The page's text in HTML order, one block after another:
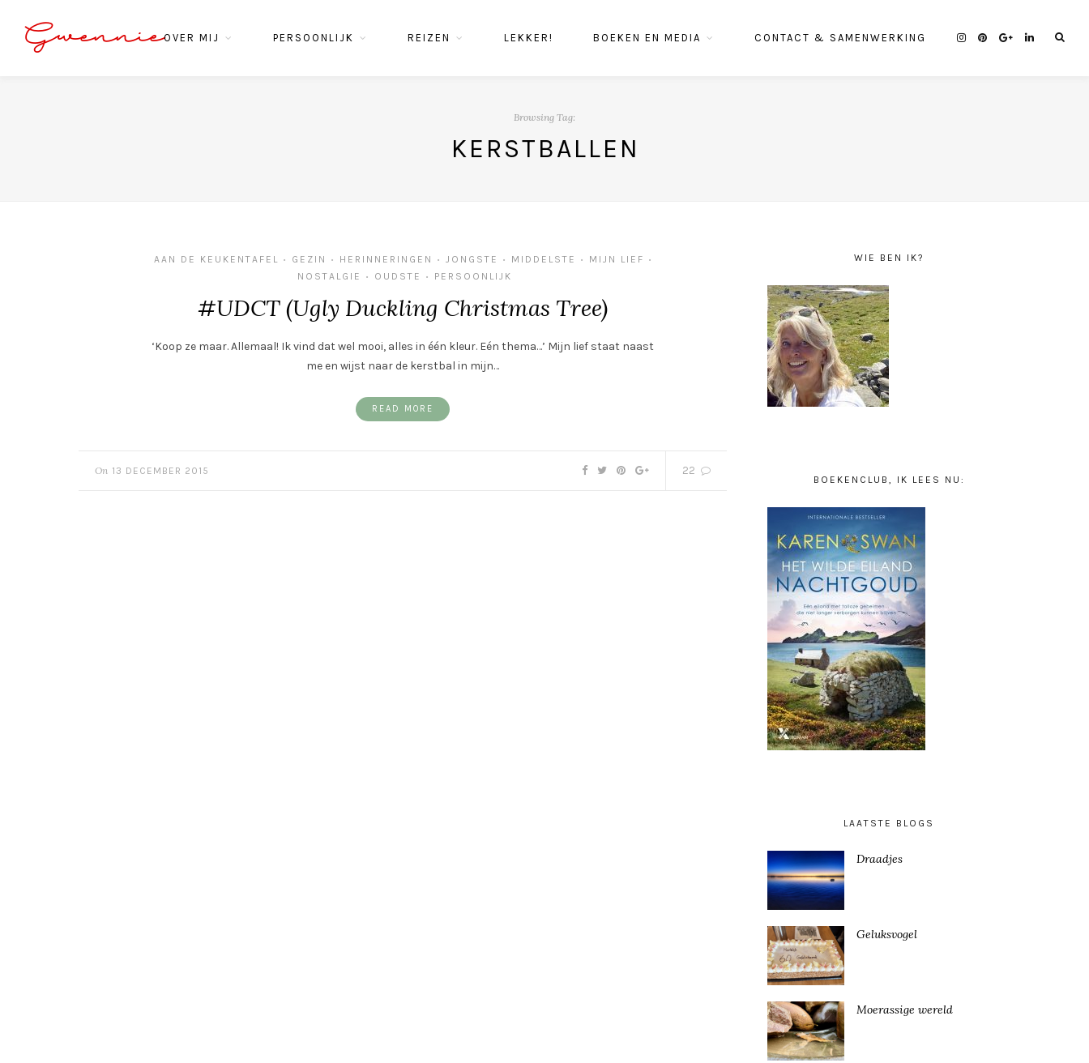
GwennieOVER MIJ PERSOONLIJK REIZEN LEKKER! BOEKEN EN MEDIA CONTACT & SAMENWERKING
Browsing Tag:
KERSTBALLEN
AAN DE KEUKENTAFEL • GEZIN • HERINNERINGEN • JONGSTE • MIDDELSTE • MIJN LIEF •
NOSTALGIE • OUDSTE • PERSOONLIJK
#UDCT (Ugly Duckling Christmas Tree)
‘Koop ze maar. Allemaal! Ik vind dat wel mooi, alles in één kleur. Eén thema…’ Mijn lief staat naast
me en wijst naar de kerstbal in mijn…
READ MORE
On 13 DECEMBER 2015 22
WIE BEN IK?
BOEKENCLUB, IK LEES NU:
LAATSTE BLOGS
Draadjes
Geluksvogel
Moerassige wereld